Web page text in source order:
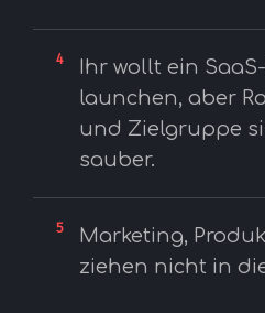
4
Ihr wollt ein
launchen, aber
und Zielgruppe
sauber.
5
Marketing,
ziehen nicht in